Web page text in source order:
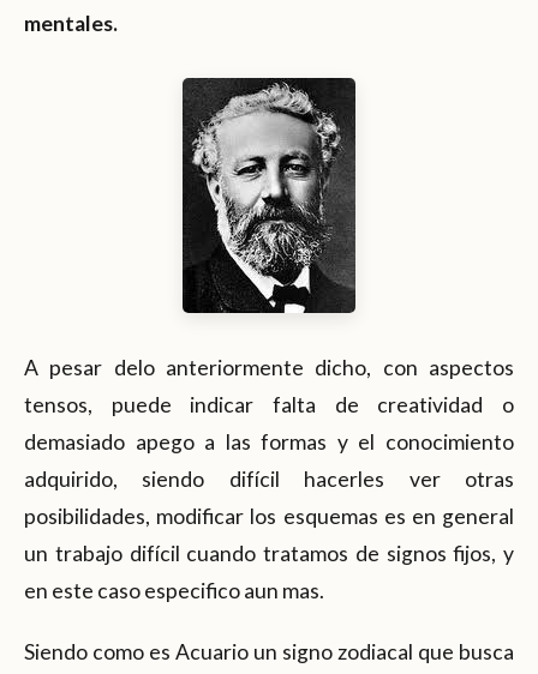
mentales.
A pesar delo anteriormente dicho, con aspectos
tensos, puede indicar falta de creatividad o
demasiado apego a las formas y el conocimiento
adquirido, siendo difícil hacerles ver otras
posibilidades, modificar los esquemas es en general
un trabajo difícil cuando tratamos de signos fijos, y
en este caso especifico aun mas.
Siendo como es Acuario un signo zodiacal que busca